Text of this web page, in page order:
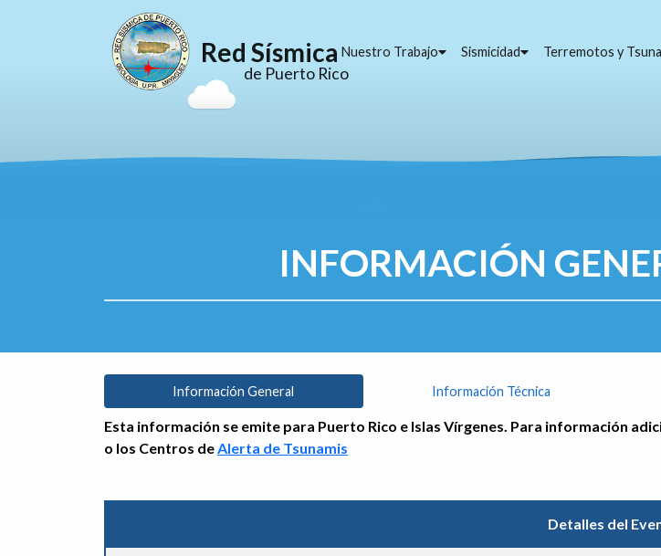
Red Sísmica
de Puerto Rico
Nuestro Trabajo Sismicidad Terremotos y
INFORMACIÓN
Información General Información Técnica
Esta información se emite para Puerto Rico e Islas Vírgenes. Para información
o los Centros deAlerta de Tsunamis
Detalles del